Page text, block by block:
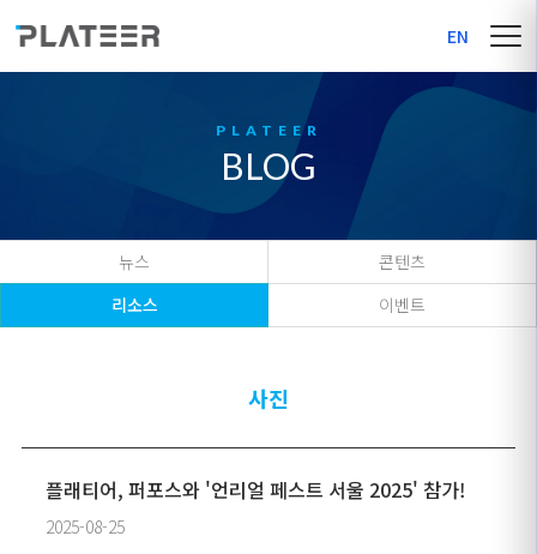
EN
BLOG
뉴스
콘텐츠
리소스
이벤트
사진
플래티어, 퍼포스와 '언리얼 페스트 서울 2025' 참가!
2025-08-25